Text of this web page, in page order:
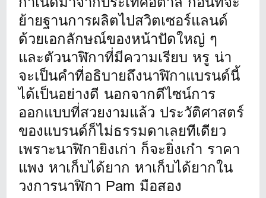
ย้ายฐานการผลิตไปสวิตเซอร์แลนด์
ด้วยเอกลักษณ์ของหน้าปัดใหญ่ ๆ
และตัวนาฬิกาที่มีความเรียบ หรู น่า
จะเป็นคำที่อธิบายถึงนาฬิกาแบรนด์นี้
ได้เป็นอย่างดี นอกจากดีไซน์การ
ออกแบบที่สวยงามแล้ว ประวัติศาสตร์
ของแบรนด์ก็ไม่ธรรมดาเลยทีเดียว
เพราะนาฬิกายิงเก่า ก็จะยิ่งเก๋า ราคา
แพง หาเก็บได้ยาก หาเก็บได้ยากใน
วงการนาฬิกา Pam มือสอง